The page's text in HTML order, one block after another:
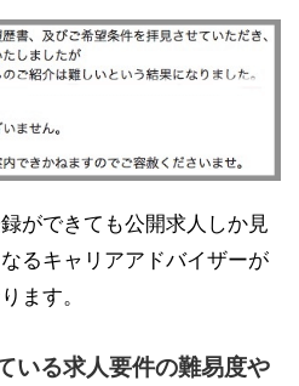
ができても公開求人しか見
るキャリアアドバイザーが
ます。
いる求人要件の難易度や